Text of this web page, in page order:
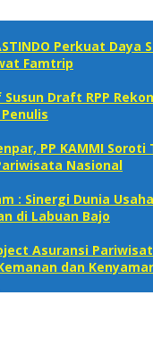
Perkuat Daya
Famtrip
Draft RPP
PP KAMMI
Nasional‎
: Sinergi Dunia
di Labuan Bajo
Asuransi
dan